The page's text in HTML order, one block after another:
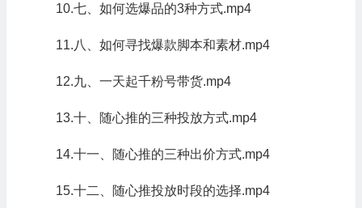
10.七、如何选爆品的3种方式.mp4
11.八、如何寻找爆款脚本和素材.mp4
12.九、一天起千粉号带货.mp4
13.十、随心推的三种投放方式.mp4
14.十一、随心推的三种出价方式.mp4
15.十二、随心推投放时段的选择.mp4